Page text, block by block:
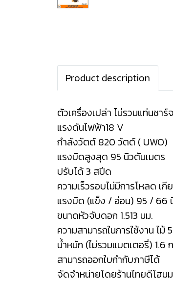
Product description
ตัวเครื่องเปล่า ไม่รวมแท่นชาร์จ
แรงดันไฟฟ้า18 V
กำลังวัตต์ 820 วัตต์ ( UWO)
แรงบิดสูงสุด 95 นิวตันเมตร
ปรับได้ 3 สปีด
ความเร็วรอบไม่มีการโหลด เ
แรงบิด (แข็ง / อ่อน) 95 / 66
ขนาดหัวจับดอก 1.513 มม.
ความสามารถในการใช้งาน ไม้
น้ำหนัก (ไม่รวมแบตเตอรี่) 1.6
สามารถออกใบกำกับภาษีได้
จัดจำหน่ายโดยร้านไทยดีโฮม